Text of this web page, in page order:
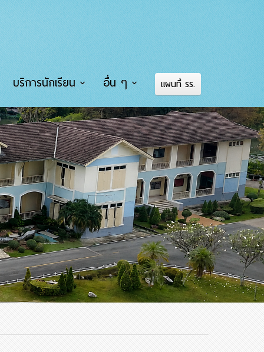
บริการนักเรียน อื่น ๆ แผนที่ รร.